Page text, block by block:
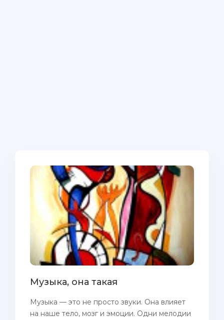
Музыка, она такая
Музыка — это не просто звуки. Она влияет
на наше тело, мозг и эмоции. Одни мелодии